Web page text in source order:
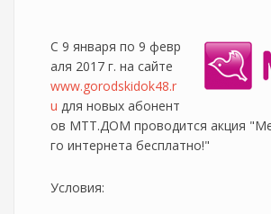
С 9 января по 9 февр
аля 2017 г. на сайте
www.gorodskidok48.r
u для новых абонент
ов МТТ.ДОМ проводится акция
го интернета бесплатно!"
Условия: